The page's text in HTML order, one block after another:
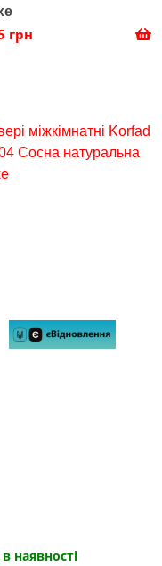
грн
наявності